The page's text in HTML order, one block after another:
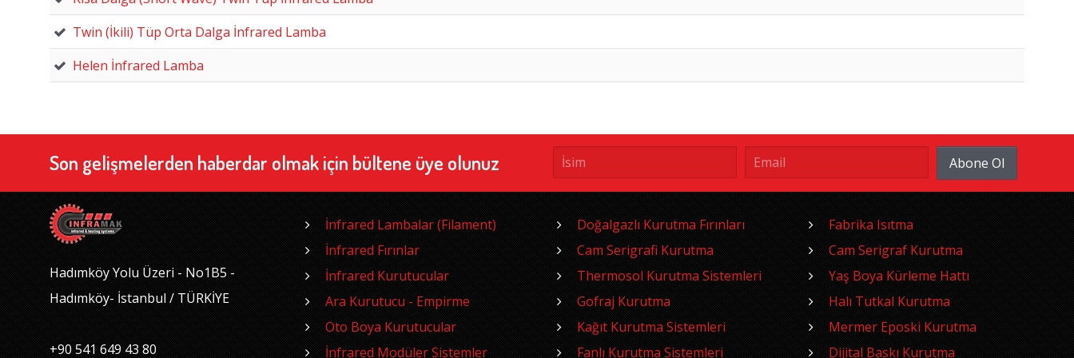
Twin (İkili) Tüp Orta Dalga İnfrared Lamba
Helen İnfrared Lamba
Son gelişmelerden haberdar olmak için bültene üye olunuz Abone Ol
Hadımköy Yolu Üzeri - No1B5 -
Hadımköy- İstanbul / TÜRKİYE
+90 541 649 43 80
İnfrared Lambalar (Filament)
İnfrared Fırınlar
İnfrared Kurutucular
Ara Kurutucu - Empirme
Oto Boya Kurutucular
İnfrared Modüler Sistemler
Doğalgazlı Kurutma Fırınları
Cam Serigrafi Kurutma
Thermosol Kurutma Sistemleri
Gofraj Kurutma
Kağıt Kurutma Sistemleri
Fanlı Kurutma Sistemleri
Fabrika Isıtma
Cam Serigraf Kurutma
Yaş Boya Kürleme Hattı
Halı Tutkal Kurutma
Mermer Eposki Kurutma
Dijital Baskı Kurutma